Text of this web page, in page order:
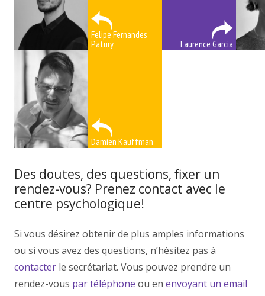
Felipe Fernandes
Patury
Laurence Garcia
Damien Kauffman
Des doutes, des questions, fixer un
rendez-vous? Prenez contact avec le
centre psychologique!
Si vous désirez obtenir de plus amples informations
ou si vous avez des questions, n’hésitez pas à
contacter le secrétariat. Vous pouvez prendre un
rendez-vous par téléphone ou en envoyant un email